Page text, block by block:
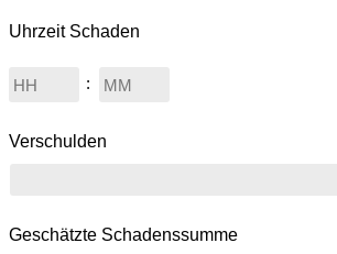
Uhrzeit Schaden
:
Stunden Minuten
Verschulden
Geschätzte Schadenssumme